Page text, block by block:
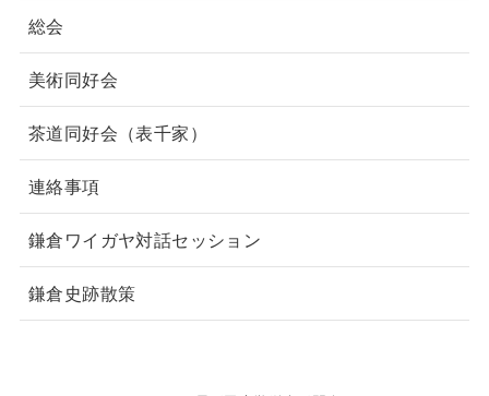
総会
美術同好会
茶道同好会（表千家）
連絡事項
鎌倉ワイガヤ対話セッション
鎌倉史跡散策